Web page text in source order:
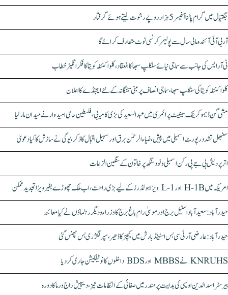
جگتیال میں گرام پالنا آفیسر 5 ہزار روپے رشوت لیتے ہوئے گرفتار
آر بی آئی آئندہ مالی سال سے پولیمر کرنسی نوٹ متعارف کرائے گا
ٹی آر ایس کی جانب سے سماجی نیائے سنکلپ سبھا کا انعقاد، کلواکنٹلہ کویتا کا فکر انگیز خطاب
کلواکنٹلہ کویتا کی سنکلپ سبھا، سماجی انصاف پر مبنی تلنگانہ کے نئے ایجنڈے کا اعلان
مشی گن ڈیموکریٹک سینیٹ پرائمری میں عبدالسعید کی بڑی کامیابی، فلسطین حامی امیدوار نے میدان مار لیا
سنبھل تشدد رپورٹ اسمبلی میں پیش، ضیاء الرحمٰن برق اور سہیل اقبال کا ذکر، یوگی نے سازش کا کیا دعویٰ
اتر پردیش بی جے پی رکن اسمبلی ونود سنگھ پر خاتون کے سنگین الزامات
امریکہ میں H-1B اور L-1 ویزا ہولڈرز کے لیے بڑی راحت، اب ملک چھوڑے بغیر ویزا تجدید ممکن
حیدرآباد: سعیدآباد اسٹیل برج اور موسیٰ رام باغ برج کا وزراء و دیگر رہنماؤں نے کیا معائنہ
حیدرآباد: عارضی آر ٹی سی بس اسٹینڈ بارش میں کیچڑ کا ڈھیر، سپر لگژری بس پھنس گئی
KNRUHS نے MBBS اور BDS داخلوں کا نوٹیفکیشن جاری کر دیا
بیرسٹر اسدالدین اویسی کی ہدایت پر مندر میں صفائی کے انتظامات تیز، دیپیش راج ورما کا دورہ